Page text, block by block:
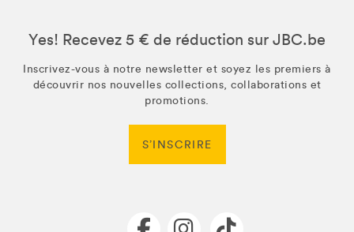
Yes! Recevez 5 € de réduction sur JBC.be
Inscrivez-vous à notre newsletter et soyez les premiers à
découvrir nos nouvelles collections, collaborations et
promotions.
S’INSCRIRE